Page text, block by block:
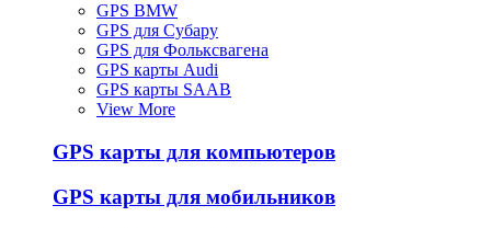
GPS BMW
GPS для Субару
GPS для Фольксвагена
GPS карты Audi
GPS карты SAAB
View More
GPS карты для компьютеров
GPS карты для мобильников